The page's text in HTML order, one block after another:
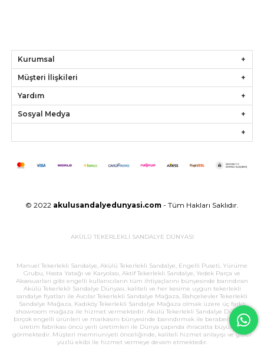
Kurumsal
Müşteri İlişkileri
Yardım
Sosyal Medya
© 2022 akulusandalyedunyasi.com - Tüm Hakları Saklıdır.
AKÜLÜ TEKERLEKLİ SANDALYE DÜNYASI
Manuel Tekerlekli Sandalye, Akülü Tekerlekli Sandalye, Engelli Puseti, Yürüme
Grubu, Hasta Yatağı ve Karyolası, Aktif Tekerlekli Sandalye, Yedek Parça ve
Aksesuarları gibi engelli kullanıcıların tüm ihtiyaçlarını bünyesinde barındıran
Akülü Tekerlekli Sandalye Dünyası, kaliteli ve her kesime uygun tekerlekli
sandalye fiyatları ile Avcılar Tekerlekli Sandalye Mağaza, Bahçelievler Tekerlekli
Sandalye Mağaza, Kadıköy Tekerlekli Sandalye Mağaza olmak üzere üç farklı
showroom mağaza ile hizmet vermektedir. Akülü Tekerlekli Sandalye Dünyası,
birçok engelli ürünleri ve markasını bünyesinde barındırmak ile beraber, büyük
üretim fabrikası öncü yerli üretimleri ile Dünya çapında ihracatta büyük ilgi
görmektedir. Müşteri memnuniyeti önceliğinde, kaliteli hizmet anlayışı ve güler
yüzlü ekibi ile hizmet vermeye devam etmektedir.